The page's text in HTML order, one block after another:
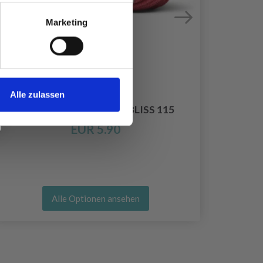
Marketing
Alle zulassen
LINDEHOBBY MERINO BLISS 115
EUR 5.90
Alle Optionen ansehen